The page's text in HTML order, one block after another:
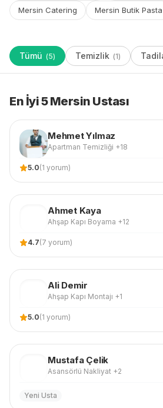
Mersin Catering Mersin Butik Pasta
Tümü (5) Temizlik (1)
En İyi 5 Mersin Ustası
MehmetYılmaz
Apartman Temizliği +18
5.0(1 yorum)
Ahmet Kaya
Ahşap Kapı Boyama +12
4.7(7 yorum)
Ali Demir
Ahşap Kapı Montajı +1
5.0(1 yorum)
Mustafa Çelik
Asansörlü Nakliyat +2
Yeni Usta